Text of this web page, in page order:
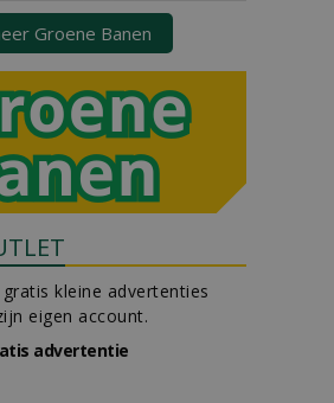
Groene Banen
kleine advertenties
eigen account.
advertentie